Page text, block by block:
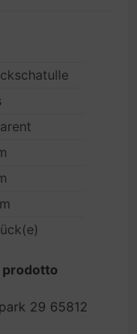
prodotto
29 65812